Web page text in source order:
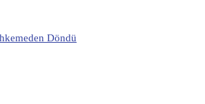
Döndü